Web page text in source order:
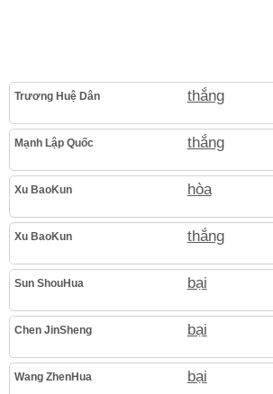
Trương Huệ Dân thắng
Mạnh Lập Quốc thắng
Xu BaoKun hòa
Xu BaoKun thắng
Sun ShouHua bại
Chen JinSheng bại
Wang ZhenHua bại